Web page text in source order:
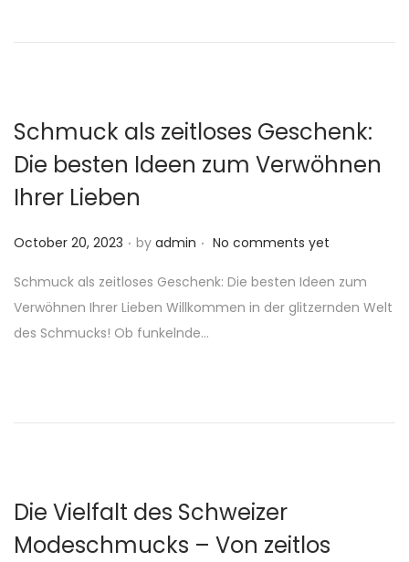
Schmuck als zeitloses Geschenk:
Die besten Ideen zum Verwöhnen
Ihrer Lieben
P
s
t
e
October 20, 2023 . by admin . No comments yet
Schmuck als zeitloses Geschenk: Die besten Ideen zum
Verwöhnen Ihrer Lieben Willkommen in der glitzernden Welt
des Schmucks! Ob funkelnde…
Die Vielfalt des Schweizer
Modeschmucks – Von zeitlos